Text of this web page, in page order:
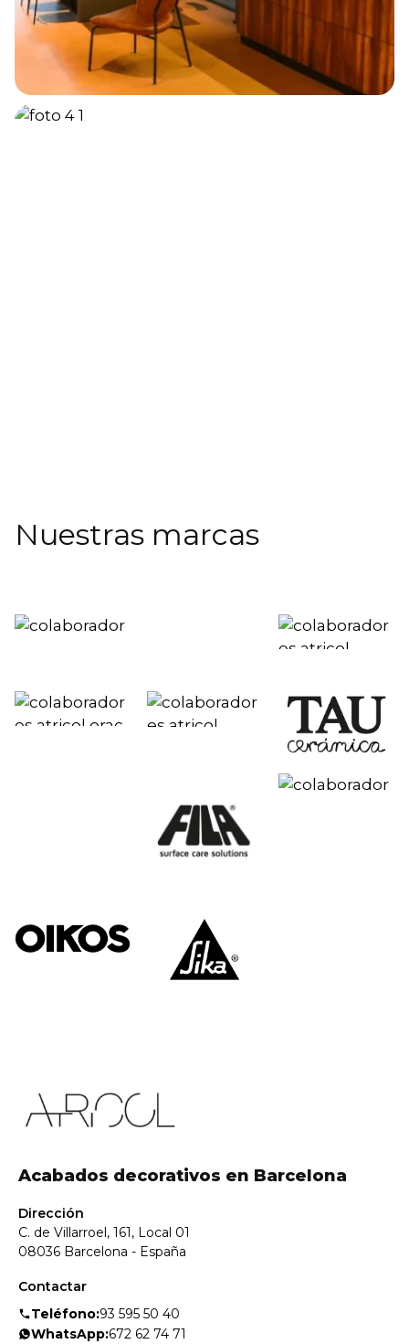
Nuestras marcas
Acabados decorativos en Barcelona
Dirección
C. de Villarroel, 161, Local 01
08036 Barcelona - España
Contactar
Teléfono:93 595 50 40
WhatsApp:672 62 74 71